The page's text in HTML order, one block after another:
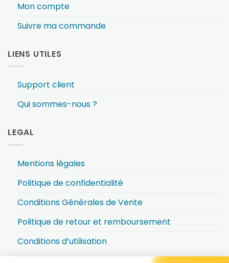
Mon compte
Suivre ma commande
LIENS UTILES
Support client
Qui sommes-nous ?
LEGAL
Mentions légales
Politique de confidentialité
Conditions Générales de Vente
Politique de retour et remboursement
Conditions d’utilisation